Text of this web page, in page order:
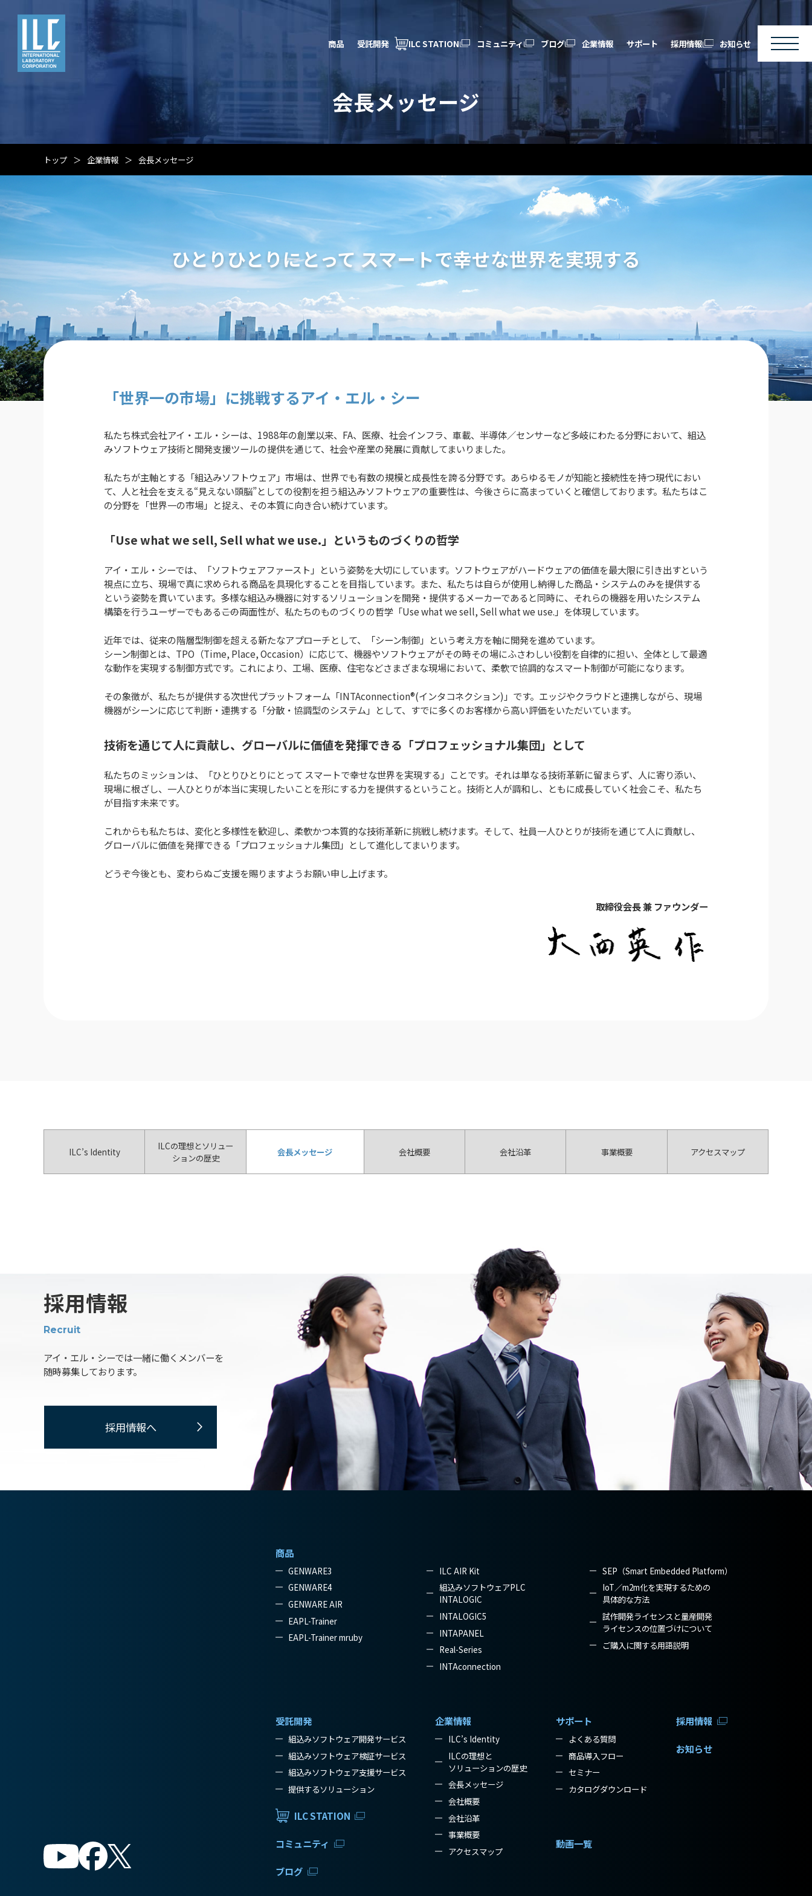
商品 受託開発 ILC STATION コミュニティ ブログ 企業情報 サポート 採用情報 お知らせ
会長メッセージ
トップ 企業情報 会長メッセージ
ひとりひとりにとってスマートで幸せな世界を実現する
「世界一の市場」に挑戦するアイ・エル・シー
私たち株式会社アイ・エル・シーは、1988年の創業以来、FA、医療、社会インフラ、車載、半導体／センサーなど多岐にわたる分野において、組込
みソフトウェア技術と開発支援ツールの提供を通じて、社会や産業の発展に貢献してまいりました。
私たちが主軸とする「組込みソフトウェア」市場は、世界でも有数の規模と成長性を誇る分野です。あらゆるモノが知能と接続性を持つ現代におい
て、人と社会を支える“見えない頭脳”としての役割を担う組込みソフトウェアの重要性は、今後さらに高まっていくと確信しております。私たちはこ
の分野を「世界一の市場」と捉え、その本質に向き合い続けています。
「Use what we sell, Sell what we use.」というものづくりの哲学
アイ・エル・シーでは、「ソフトウェアファースト」という姿勢を大切にしています。ソフトウェアがハードウェアの価値を最大限に引き出すという
視点に立ち、現場で真に求められる商品を具現化することを目指しています。また、私たちは自らが使用し納得した商品・システムのみを提供する
という姿勢を貫いています。多様な組込み機器に対するソリューションを開発・提供するメーカーであると同時に、それらの機器を用いたシステム
構築を行うユーザーでもある――この両面性が、私たちのものづくりの哲学「Use what we sell, Sell what we use.」を体現しています。
近年では、従来の階層型制御を超える新たなアプローチとして、「シーン制御」という考え方を軸に開発を進めています。
シーン制御とは、TPO（Time, Place, Occasion）に応じて、機器やソフトウェアがその時その場にふさわしい役割を自律的に担い、全体として最適
な動作を実現する制御方式です。これにより、工場、医療、住宅などさまざまな現場において、柔軟で協調的なスマート制御が可能になります。
その象徴が、私たちが提供する次世代プラットフォーム「INTAconnection®(インタコネクション)」です。エッジやクラウドと連携しながら、現場
機器がシーンに応じて判断・連携する「分散・協調型のシステム」として、すでに多くのお客様から高い評価をいただいています。
技術を通じて人に貢献し、グローバルに価値を発揮できる「プロフェッショナル集団」として
私たちのミッションは、「ひとりひとりにとって スマートで幸せな世界を実現する」ことです。それは単なる技術革新に留まらず、人に寄り添い、
現場に根ざし、一人ひとりが本当に実現したいことを形にする力を提供するということ。技術と人が調和し、ともに成長していく社会こそ、私たち
が目指す未来です。
これからも私たちは、変化と多様性を歓迎し、柔軟かつ本質的な技術革新に挑戦し続けます。そして、社員一人ひとりが技術を通じて人に貢献し、
グローバルに価値を発揮できる「プロフェッショナル集団」として進化してまいります。
どうぞ今後とも、変わらぬご支援を賜りますようお願い申し上げます。
取締役会長 兼 ファウンダー
ILC’s Identity
ILCの理想とソリュー
ションの歴史
会長メッセージ 会社概要 会社沿革 事業概要 アクセスマップ
採用情報
Recruit
アイ・エル・シーでは一緒に働くメンバーを
随時募集しております。
採用情報へ
商品
GENWARE3
GENWARE4
GENWARE AIR
EAPL-Trainer
EAPL-Trainer mruby
ILC AIR Kit
組込みソフトウェアPLC
INTALOGIC
INTALOGIC5
INTAPANEL
Real-Series
INTAconnection
SEP（Smart Embedded Platform）
IoT／m2m化を実現するための
具体的な方法
試作開発ライセンスと量産開発
ライセンスの位置づけについて
ご購入に関する用語説明
受託開発
組込みソフトウェア開発サービス
組込みソフトウェア検証サービス
組込みソフトウェア支援サービス
提供するソリューション
ILC STATION
コミュニティ
ブログ
企業情報
ILC’s Identity
ILCの理想と
ソリューションの歴史
会長メッセージ
会社概要
会社沿革
事業概要
アクセスマップ
サポート
よくある質問
商品導入フロー
セミナー
カタログダウンロード
動画一覧
採用情報
お知らせ